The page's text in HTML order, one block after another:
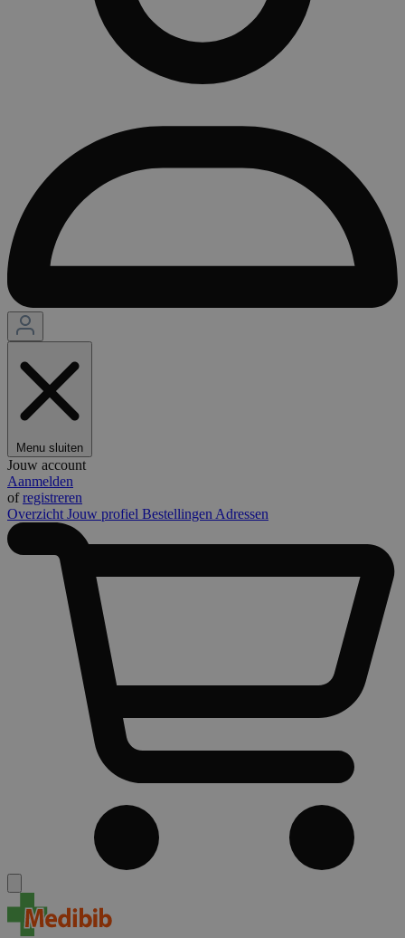
Menu sluiten
Jouw account
Aanmelden
ofregistreren
Overzicht Jouw profiel Bestellingen Adressen